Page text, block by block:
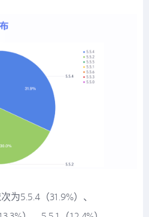
为5.5.4（31.9%）、